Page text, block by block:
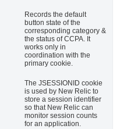
Records the default
button state of the
corresponding category &
the status of CCPA. It
works only in
coordination with the
primary cookie.
The JSESSIONID cookie
is used by New Relic to
store a session identifier
so that New Relic can
monitor session counts
for an application.